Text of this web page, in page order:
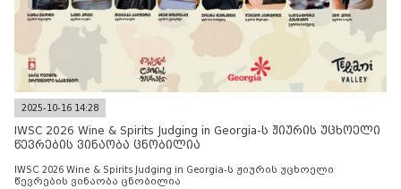
2025-10-16 14:28
IWSC 2026 Wine & Spirits Judging in Georgia-ს ჟიურის უცხოელი
წევრების ვინაობა ცნობილია
IWSC 2026 Wine & Spirits Judging in Georgia-ს ჟიურის უცხოელი
წევრების ვინაობა ცნობილია